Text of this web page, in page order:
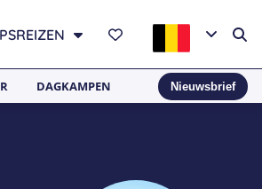
DAGKAMPEN Nieuwsbrief